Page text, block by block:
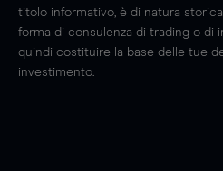
titolo informativo, è di natura
forma di consulenza di trading o di
quindi costituire la base delle tue
investimento.